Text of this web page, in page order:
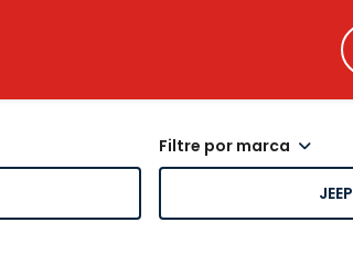
filtre por marca
JEEP